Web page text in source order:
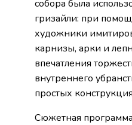
собора была
гризайли: при
художники
карнизы, арки и
впечатления
внутреннего
простых
Сюжетная